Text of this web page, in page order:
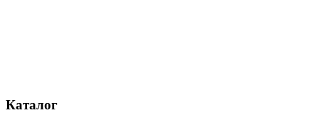
Каталог